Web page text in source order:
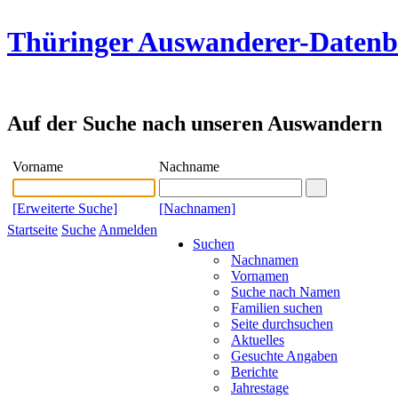
Thüringer Auswanderer-
Auf der Suche nach unseren Auswandern
Vorname Nachname
[Erweiterte Suche]
[Nachnamen]
Startseite Suche Anmelden
Suchen
Nachnamen
Vornamen
Suche nach Namen
Familien suchen
Seite durchsuchen
Aktuelles
Gesuchte Angaben
Berichte
Jahrestage